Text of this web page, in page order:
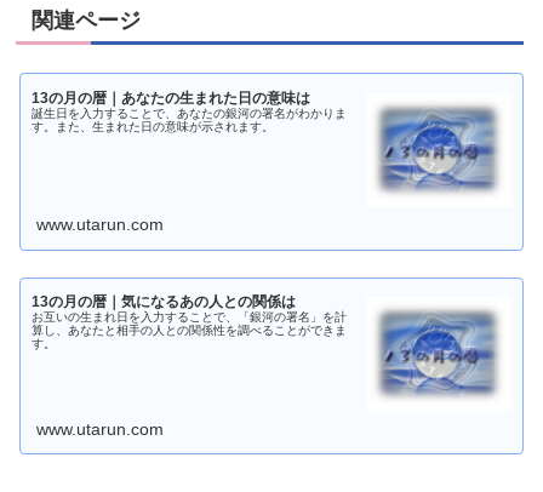
関連ページ
13の月の暦｜あなたの生まれた日の意味は
誕生日を入力することで、あなたの銀河の署名がわかりま
す。また、生まれた日の意味が示されます。
www.utarun.com
13の月の暦｜気になるあの人との関係は
お互いの生まれ日を入力することで、「銀河の署名」を計
算し、あなたと相手の人との関係性を調べることができま
す。
www.utarun.com